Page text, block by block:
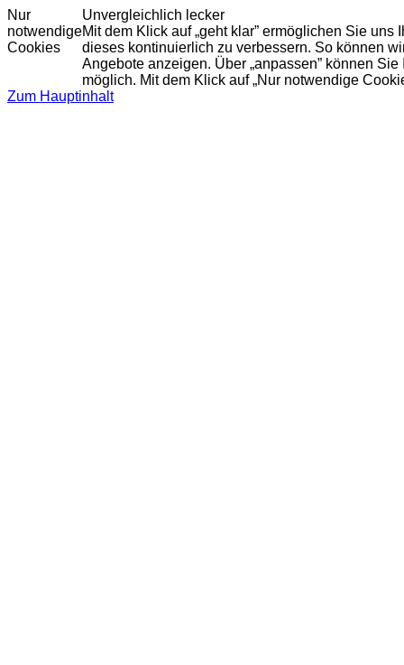
Nur
notwendige
Cookies
Unvergleichlich lecker
Mit dem Klick auf „geht klar” ermöglichen Sie
dieses kontinuierlich zu verbessern. So können
Angebote anzeigen. Über „anpassen” können
möglich. Mit dem Klick auf „Nur notwendige
Zum Hauptinhalt